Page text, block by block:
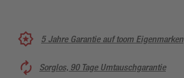
5 Jahre Garantie auf toom Eigenmarken
Sorglos, 90 Tage Umtauschgarantie